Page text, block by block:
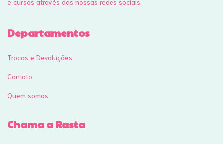
Departamentos
Trocas e Devoluções
Contato
Quem somos
Chama a Rasta